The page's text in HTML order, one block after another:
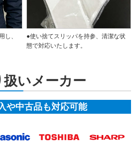
し、
●使い捨てスリッパを持参、清潔な状
態で対応いたします。
扱いメーカー
や中古品も対応可能